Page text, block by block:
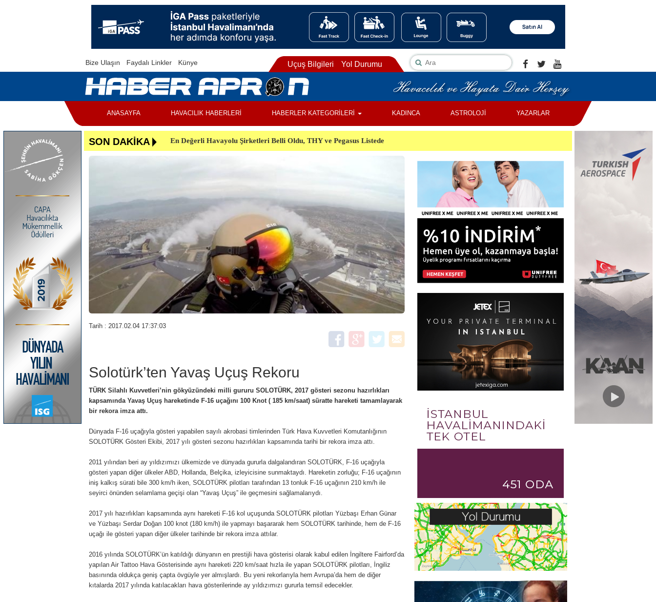
Bize Ulaşın Faydalı Linkler Künye Uçuş Bilgileri Yol Durumu
ANASAYFA HAVACILIK HABERLERİ HABERLER KATEGORİLERİ KADINCA ASTROLOJİ YAZARLAR
SON DAKİKA
Uçuşlar Aksadı, Almanya’da Havalimanında Şüpheli Cisim Alarmı
Tarih : 2017.02.04 17:37:03
Solotürk’ten Yavaş Uçuş Rekoru
TÜRK Silahlı Kuvvetleri’nin gökyüzündeki milli gururu SOLOTÜRK, 2017 gösteri sezonu hazırlıkları
kapsamında Yavaş Uçuş hareketinde F-16 uçağını 100 Knot ( 185 km/saat) süratte hareketi tamamlayarak
bir rekora imza attı.
Dünyada F-16 uçağıyla gösteri yapabilen sayılı akrobasi timlerinden Türk Hava Kuvvetleri Komutanlığının
SOLOTÜRK Gösteri Ekibi, 2017 yılı gösteri sezonu hazırlıkları kapsamında tarihi bir rekora imza attı.
2011 yılından beri ay yıldızımızı ülkemizde ve dünyada gururla dalgalandıran SOLOTÜRK, F-16 uçağıyla
gösteri yapan diğer ülkeler ABD, Hollanda, Belçika, izleyicisine sunmaktaydı. Hareketin zorluğu; F-16 uçağının
iniş kalkış sürati bile 300 km/h iken, SOLOTÜRK pilotları tarafından 13 tonluk F-16 uçağının 210 km/h ile
seyirci önünden selamlama geçişi olan “Yavaş Uçuş” ile geçmesini sağlamalarıydı.
2017 yılı hazırlıkları kapsamında aynı hareketi F-16 kol uçuşunda SOLOTÜRK pilotları Yüzbaşı Erhan Günar
ve Yüzbaşı Serdar Doğan 100 knot (180 km/h) ile yapmayı başararak hem SOLOTÜRK tarihinde, hem de F-16
uçağı ile gösteri yapan diğer ülkeler tarihinde bir rekora imza attılar.
2016 yılında SOLOTÜRK’ün katıldığı dünyanın en prestijli hava gösterisi olarak kabul edilen İngiltere Fairford’da
yapılan Air Tattoo Hava Gösterisinde aynı hareketi 220 km/saat hızla ile yapan SOLOTÜRK pilotları, İngiliz
basınında oldukça geniş çapta övgüyle yer almışlardı. Bu yeni rekorlarıyla hem Avrupa’da hem de diğer
kıtalarda 2017 yılında katılacakları hava gösterilerinde ay yıldızımızı gururla temsil edecekler.